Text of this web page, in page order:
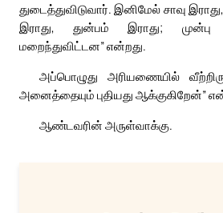
துடைத்துவிடுவார். இனிமேல் சாவு
இராது, துன்பம் இராது;
மறைந்துவிட்டன” என்றது.
அப்பொழுது அரியணையில்
அனைத்தையும் புதியது ஆக்குகிறேன்”
ஆண்டவரின் அருள்வாக்கு.